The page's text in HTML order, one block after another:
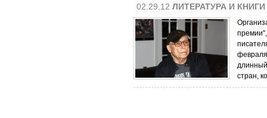
02.29.12 ЛИТЕРАТУРА И КНИГИ
февраля
стран,